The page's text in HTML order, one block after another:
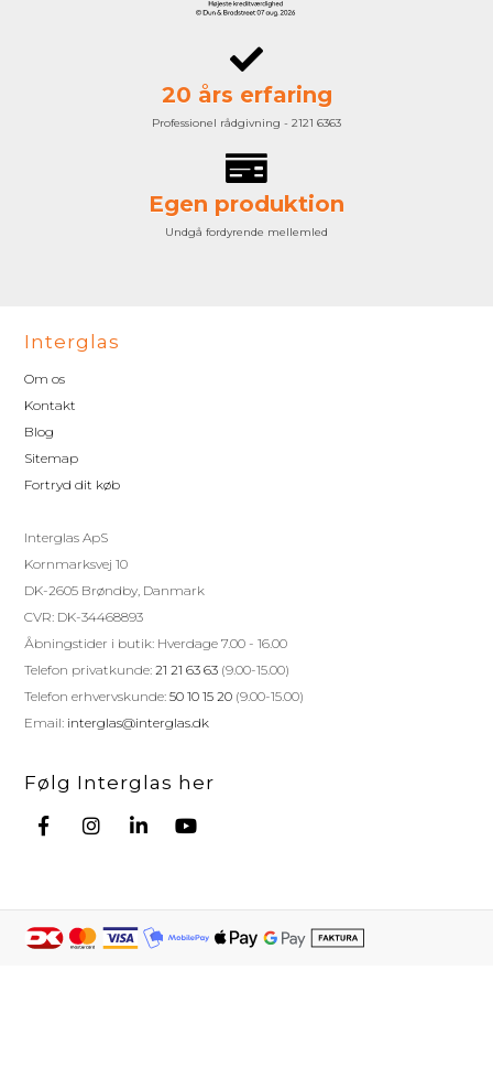
20 års erfaring
Professionel rådgivning - 2121 6363
Egen produktion
Undgå fordyrende mellemled
Interglas
Om os
Kontakt
Blog
Sitemap
Fortryd dit køb
Interglas ApS
Kornmarksvej 10
DK-2605 Brøndby, Danmark
CVR: DK-34468893
Åbningstider i butik: Hverdage 7.00 - 16.00
Telefon privatkunde:21 21 63 63 (9.00-15.00)
Telefon erhvervskunde:50 10 15 20 (9.00-15.00)
Email: interglas@interglas.dk
Følg Interglas her